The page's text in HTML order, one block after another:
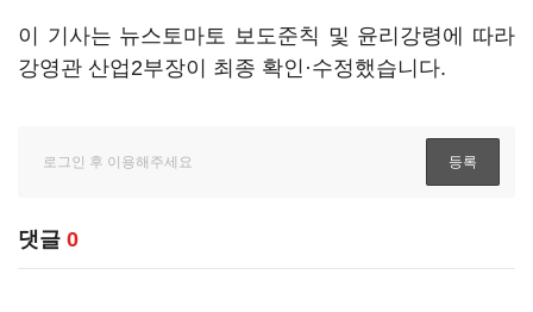
이 기사는 뉴스토마토 보도준칙 및 윤리강령에 따라
강영관 산업2부장이 최종 확인·수정했습니다.
댓글 0